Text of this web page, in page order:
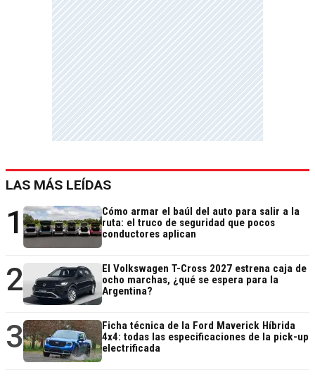
LAS MÁS LEÍDAS
1
Cómo armar el baúl del auto para salir a la
ruta: el truco de seguridad que pocos
conductores aplican
2
El Volkswagen T-Cross 2027 estrena caja de
ocho marchas, ¿qué se espera para la
Argentina?
3
Ficha técnica de la Ford Maverick Híbrida
4x4: todas las especificaciones de la pick-up
electrificada